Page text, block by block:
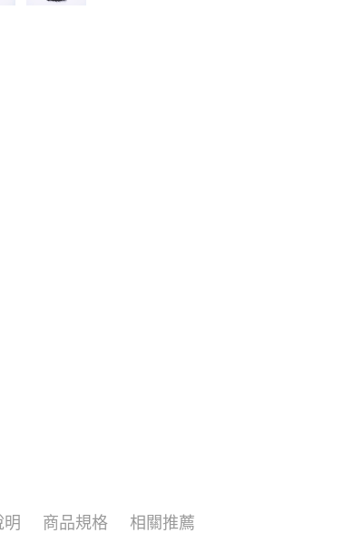
明 商品規格 相關推薦